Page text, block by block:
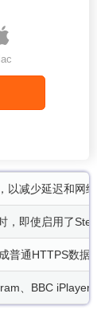
以减少延迟和网
，即使启用了
普通HTTPS数
、BBC